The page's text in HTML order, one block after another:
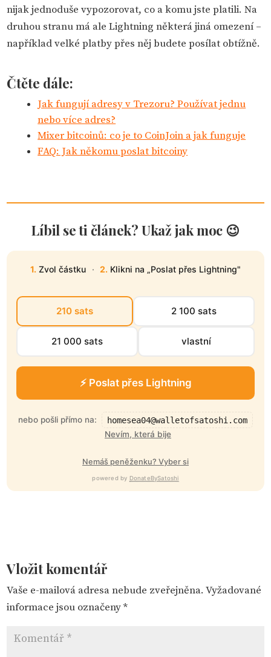
nijak jednoduše vypozorovat, co a komu jste platili. Na
druhou stranu má ale Lightning některá jiná omezení –
například velké platby přes něj budete posílat obtížně.
Čtěte dále:
Jak fungují adresy v Trezoru? Používat jednu
nebo více adres?
Mixer bitcoinů: co je to CoinJoin a jak funguje
FAQ: Jak někomu poslat bitcoiny
Líbil se ti článek? Ukaž jak moc 😉
1.Zvol částku · 2. Klikni na „Poslat přes Lightning"
210 sats 2 100 sats
21 000 sats vlastní
⚡ Poslat přes Lightning
nebo pošli přímo na:
homesea04@walletofsatoshi.com
Nevím, která bije
Nemáš peněženku? Vyber si
powered by DonateBySatoshi
Vložit komentář
Vaše e-mailová adresa nebude zveřejněna. Vyžadované
informace jsou označeny*